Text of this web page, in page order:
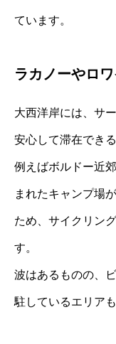
ています。
ラカノーやロ
大西洋岸には、サ
安心して滞在でき
例えばボルドー近
まれたキャンプ場
ため、サイクリン
す。
波はあるものの、
駐しているエリア